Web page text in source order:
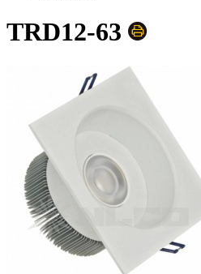
TRD12-63